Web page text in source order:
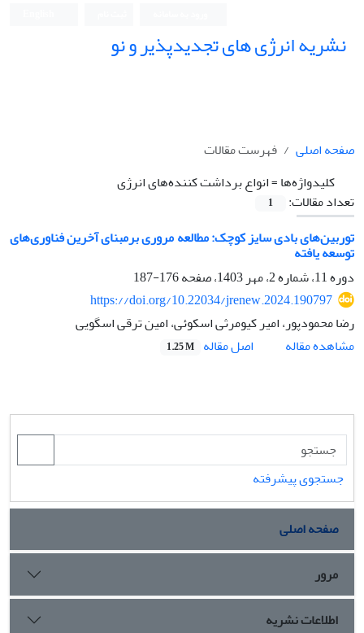
نشریه انرژی های تجدیدپذیر و نو
صفحه اصلی
فهرست مقالات
کلیدواژه‌ها =انواع برداشت کننده‌های انرژی
تعداد مقالات:
1
توربین‌های بادی سایز کوچک: مطالعه مروری برمبنای آخرین فناوری‌های
توسعه یافته
دوره 11، شماره 2، مهر 1403، صفحه
176-187
https://doi.org/10.22034/jrenew.2024.190797
رضا محمودپور، امیر کیومرثی اسکوئی، امین ترقی اسگویی
مشاهده مقاله
اصل مقاله 1.25 M
جستجوی پیشرفته
صفحه اصلی
مرور
اطلاعات نشریه